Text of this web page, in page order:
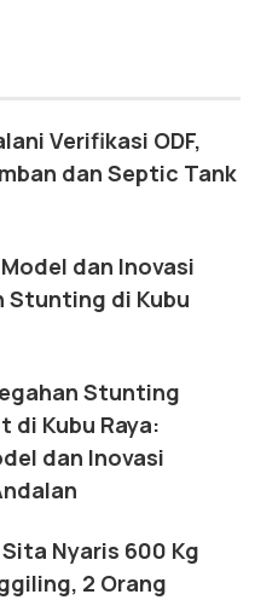
Verifikasi ODF,
dan Septic Tank
dan Inovasi
Stunting di Kubu
Stunting
di Kubu Raya:
dan Inovasi
Nyaris 600 Kg
2 Orang